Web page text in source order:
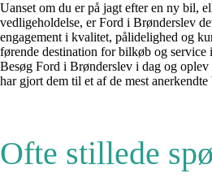
Uanset om du er på jagt efter en ny bil,
vedligeholdelse, er Ford i Brønderslev
engagement i kvalitet, pålidelighed og
førende destination for bilkøb og service
Besøg Ford i Brønderslev i dag og oplev
har gjort dem til et af de mest
Ofte stillede